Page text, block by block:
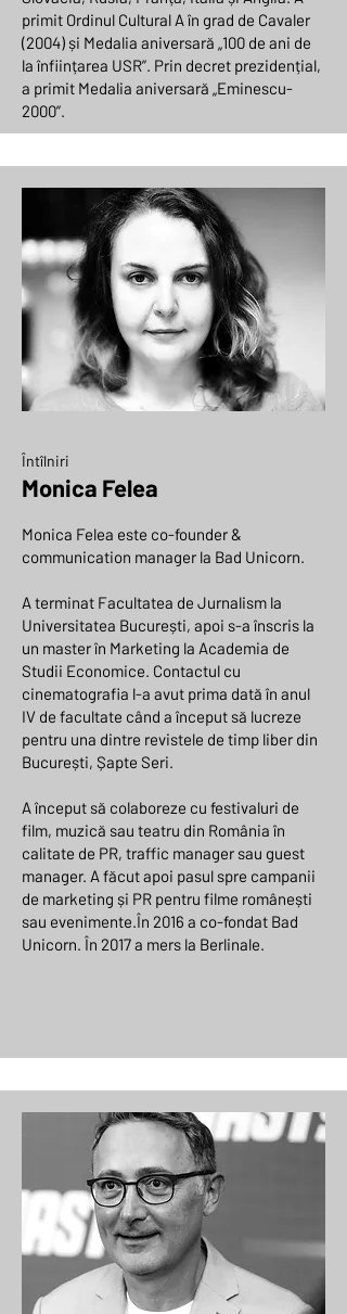
primit Ordinul Cultural A în grad de Cavaler
(2004) și Medalia aniversară „100 de ani de
la înființarea USR”. Prin decret prezidențial,
a primit Medalia aniversară „Eminescu-
2000”.
Întîlniri
Monica Felea
Monica Felea este co-founder &
communication manager la Bad Unicorn.
A terminat Facultatea de Jurnalism la
Universitatea București, apoi s-a înscris la
un master în Marketing la Academia de
Studii Economice. Contactul cu
cinematografia l-a avut prima dată în anul
IV de facultate când a început să lucreze
pentru una dintre revistele de timp liber din
București, Șapte Seri.
A început să colaboreze cu festivaluri de
film, muzică sau teatru din România în
calitate de PR, traffic manager sau guest
manager. A făcut apoi pasul spre campanii
de marketing și PR pentru filme românești
sau evenimente.În 2016 a co-fondat Bad
Unicorn. În 2017 a mers la Berlinale.